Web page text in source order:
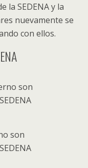
la SEDENA y la
nuevamente se
con ellos.
son